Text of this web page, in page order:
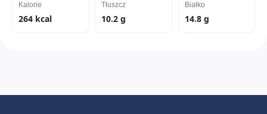
Kalorie
264 kcal
Tłuszcz
10.2 g
Białko
14.8 g